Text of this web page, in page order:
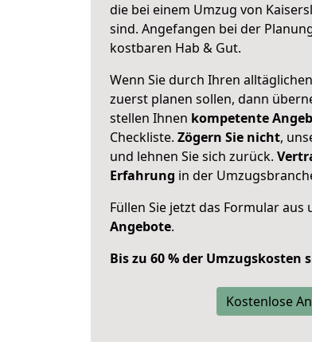
die bei einem Umzug von
sind. Angefangen bei der
kostbaren Hab & Gut.
Wenn Sie durch Ihren
zuerst planen sollen, dann
stellen Ihnen kompetente
Checkliste. Zögern Sie nicht,
und lehnen Sie sich zurück.
Erfahrung in der
Füllen Sie jetzt das Formular aus
Angebote.
Bis zu 60 % der Umzugskosten
Kostenlose